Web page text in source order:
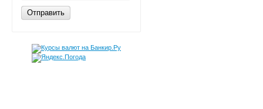
Отправить